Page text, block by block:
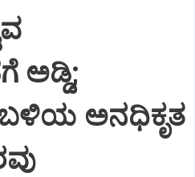
ಅಡ್ಡಿ;
ಅನಧಿಕೃತ